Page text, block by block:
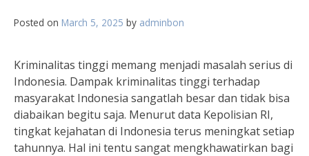
Posted on March 5, 2025 by adminbon
Kriminalitas tinggi memang menjadi masalah serius di
Indonesia. Dampak kriminalitas tinggi terhadap
masyarakat Indonesia sangatlah besar dan tidak bisa
diabaikan begitu saja. Menurut data Kepolisian RI,
tingkat kejahatan di Indonesia terus meningkat setiap
tahunnya. Hal ini tentu sangat mengkhawatirkan bagi